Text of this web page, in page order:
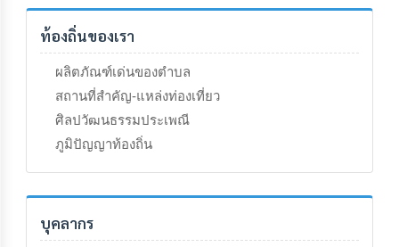
เสริม
คุณธรรม
และ
ความ
โปร่งใส
เรียน
ทุกข์
e-
Service
ท้องถิ่นของเรา
ผลิตภัณฑ์เด่นของตำบล
สถานที่สำคัญ-แหล่งท่องเที่ยว
ศิลปวัฒนธรรมประเพณี
ภูมิปัญญาท้องถิ่น
บุคลากร